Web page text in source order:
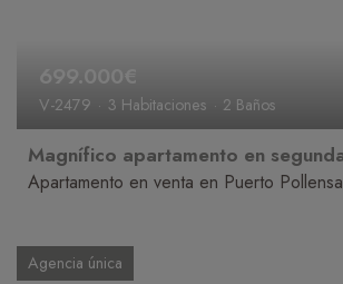
699.000€
V-2479 3 Habitaciones 2 Baños
Apartamento en venta en Puerto Pollensa
Agencia única